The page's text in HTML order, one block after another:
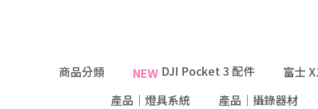
商品分類 NEWDJI Pocket 3 配件
富士
產品｜燈具系統
產品｜攝錄器材